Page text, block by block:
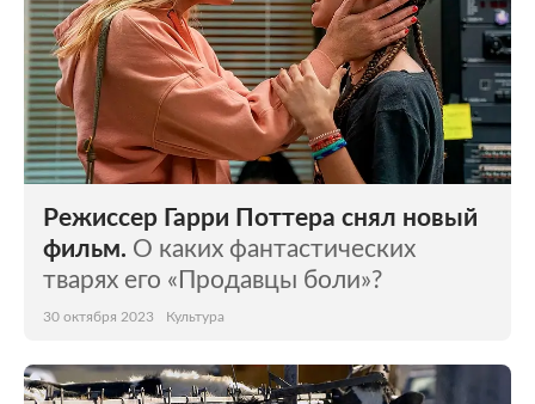
Режиссер Гарри Поттера снял новый
фильм. О каких фантастических
тварях его «Продавцы боли»?
30 октября 2023 Культура